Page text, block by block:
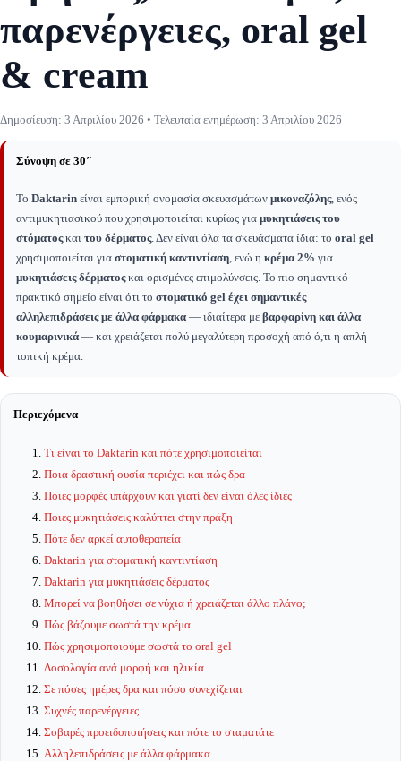
παρενέργειες, oral gel
& cream
Δημοσίευση: 3 Απριλίου 2026 • Τελευταία ενημέρωση: 3 Απριλίου 2026
Σύνοψη σε 30″
Το Daktarin είναι εμπορική ονομασία σκευασμάτων μικοναζόλης, ενός
αντιμυκητιασικού που χρησιμοποιείται κυρίως για μυκητιάσεις του
στόματοςκαι του δέρματος. Δεν είναι όλα τα σκευάσματα ίδια: το oral gel
χρησιμοποιείται για στοματική καντιντίαση, ενώ η κρέμα 2% για
μυκητιάσεις δέρματοςκαι ορισμένες επιμολύνσεις. Το πιο σημαντικό
πρακτικό σημείο είναι ότι το στοματικό gel έχει σημαντικές
αλληλεπιδράσεις με άλλα φάρμακα — ιδιαίτερα με βαρφαρίνη και άλλα
κουμαρινικά — και χρειάζεται πολύ μεγαλύτερη προσοχή από ό,τι η απλή
τοπική κρέμα.
Περιεχόμενα
Τι είναι το Daktarin και πότε χρησιμοποιείται
Ποια δραστική ουσία περιέχει και πώς δρα
Ποιες μορφές υπάρχουν και γιατί δεν είναι όλες ίδιες
Ποιες μυκητιάσεις καλύπτει στην πράξη
Πότε δεν αρκεί αυτοθεραπεία
Daktarin για στοματική καντιντίαση
Daktarin για μυκητιάσεις δέρματος
Μπορεί να βοηθήσει σε νύχια ή χρειάζεται άλλο πλάνο;
Πώς βάζουμε σωστά την κρέμα
Πώς χρησιμοποιούμε σωστά το oral gel
Δοσολογία ανά μορφή και ηλικία
Σε πόσες ημέρες δρα και πόσο συνεχίζεται
Συχνές παρενέργειες
Σοβαρές προειδοποιήσεις και πότε το σταματάτε
Αλληλεπιδράσεις με άλλα φάρμακα